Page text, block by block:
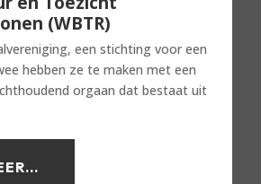
(WBTR)
een stichting voor een
hebben ze te maken met een
orgaan dat bestaat uit